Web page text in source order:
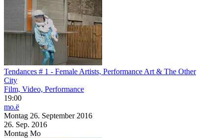
Tendances # 1 - Female Artists, Performance Art & The Other
City
Film, Video, Performance
19:00
mo.ë
Montag 26. September 2016
26. Sep. 2016
Montag Mo